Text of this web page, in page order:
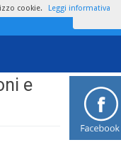
e
cookie. Leggi informativa